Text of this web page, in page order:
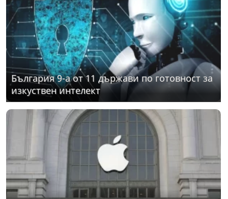
България 9-а от 11 държави по готовност за
изкуствен интелект